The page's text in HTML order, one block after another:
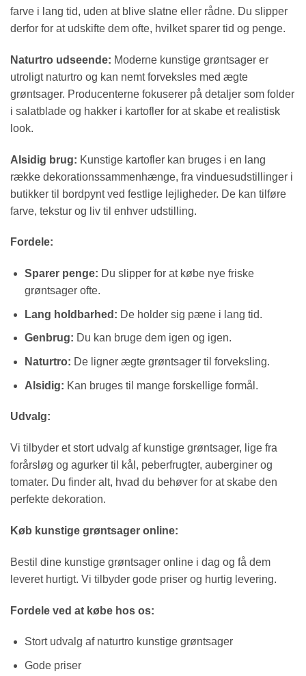
farve i lang tid, uden at blive slatne eller rådne. Du slipper
derfor for at udskifte dem ofte, hvilket sparer tid og penge.
Naturtro udseende: Moderne kunstige grøntsager er
utroligt naturtro og kan nemt forveksles med ægte
grøntsager. Producenterne fokuserer på detaljer som folder
i salatblade og hakker i kartofler for at skabe et realistisk
look.
Alsidig brug: Kunstige kartofler kan bruges i en lang
række dekorationssammenhænge, fra vinduesudstillinger i
butikker til bordpynt ved festlige lejligheder. De kan tilføre
farve, tekstur og liv til enhver udstilling.
Fordele:
Sparer penge: Du slipper for at købe nye friske
grøntsager ofte.
Lang holdbarhed: De holder sig pæne i lang tid.
Genbrug: Du kan bruge dem igen og igen.
Naturtro: De ligner ægte grøntsager til forveksling.
Alsidig: Kan bruges til mange forskellige formål.
Udvalg:
Vi tilbyder et stort udvalg af kunstige grøntsager, lige fra
forårsløg og agurker til kål, peberfrugter, auberginer og
tomater. Du finder alt, hvad du behøver for at skabe den
perfekte dekoration.
Køb kunstige grøntsager online:
Bestil dine kunstige grøntsager online i dag og få dem
leveret hurtigt. Vi tilbyder gode priser og hurtig levering.
Fordele ved at købe hos os:
Stort udvalg af naturtro kunstige grøntsager
Gode priser